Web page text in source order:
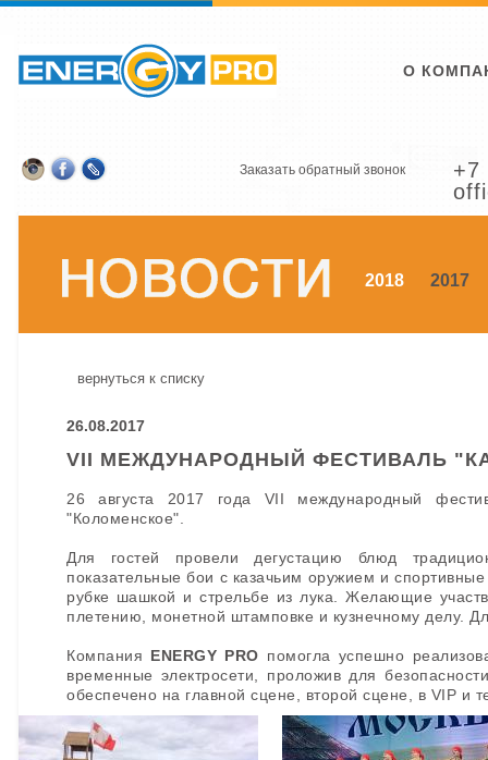
О
Заказать обратный звонок
+7
2018 2017
вернуться к списку
26.08.2017
VII МЕЖДУНАРОДНЫЙ ФЕСТИВАЛЬ
26 августа 2017 года VII международный
"Коломенское".
Для гостей провели дегустацию блюд
показательные бои с казачьим оружием и
рубке шашкой и стрельбе из лука. Желающие
плетению, монетной штамповке и кузнечному делу.
Компания ENERGY PRO помогла успешно
временные электросети, проложив для
обеспечено на главной сцене, второй сцене, в VIP и